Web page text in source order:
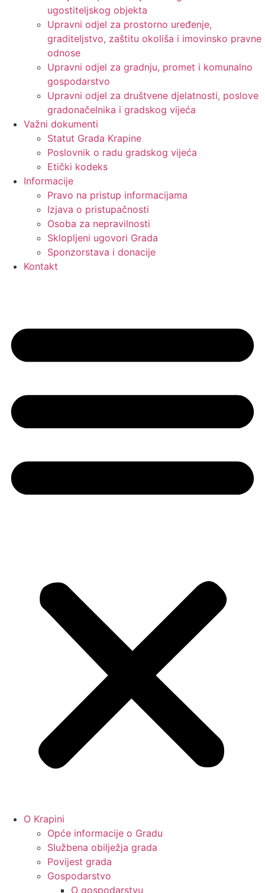
ugostiteljskog objekta
Upravni odjel za prostorno uređenje,
graditeljstvo, zaštitu okoliša i imovinsko pravne
odnose
Upravni odjel za gradnju, promet i komunalno
gospodarstvo
Upravni odjel za društvene djelatnosti, poslove
gradonačelnika i gradskog vijeća
Važni dokumenti
Statut Grada Krapine
Poslovnik o radu gradskog vijeća
Etički kodeks
Informacije
Pravo na pristup informacijama
Izjava o pristupačnosti
Osoba za nepravilnosti
Sklopljeni ugovori Grada
Sponzorstava i donacije
Kontakt
O Krapini
Opće informacije o Gradu
Službena obilježja grada
Povijest grada
Gospodarstvo
O gospodarstvu